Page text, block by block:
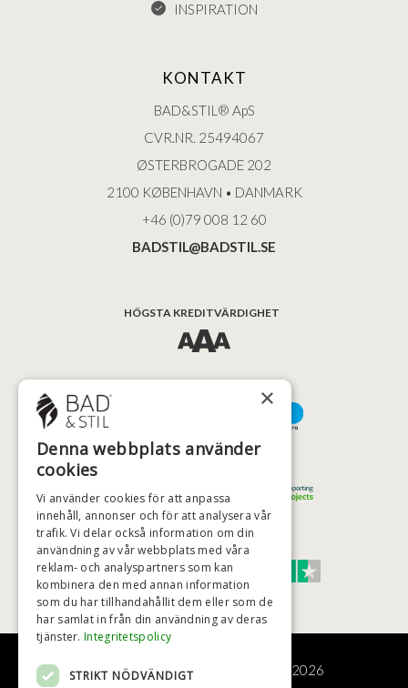
INSPIRATION
KONTAKT
BAD&STIL® ApS
CVR.NR. 25494067
ØSTERBROGADE 202
2100 KØBENHAVN • DANMARK
+46 (0)79 008 12 60
BADSTIL@BADSTIL.SE
HÖGSTA KREDITVÄRDIGHET
TRUST SCORE 4,7
Excellent
© COPYRIGHT - BAD&STIL® ApS 2026
×
Denna webbplats använder
cookies
Vi använder cookies för att anpassa
innehåll, annonser och för att analysera vår
trafik. Vi delar också information om din
användning av vår webbplats med våra
reklam- och analyspartners som kan
kombinera den med annan information
som du har tillhandahållit dem eller som de
har samlat in från din användning av deras
tjänster. Integritetspolicy
STRIKT NÖDVÄNDIGT